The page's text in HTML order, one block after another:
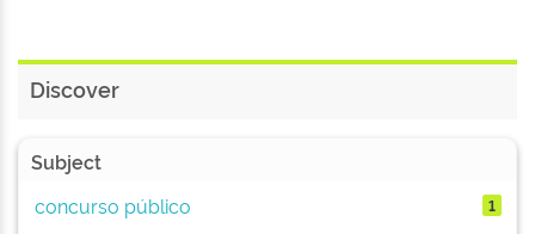
Discover
Subject
concurso público
1